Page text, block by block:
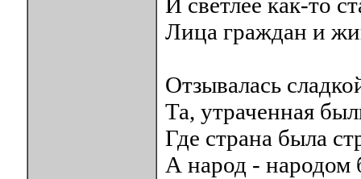
И светлее как-то
Лица граждан и
Отзывалась
Та, утраченная
Где страна была
А народ - народом